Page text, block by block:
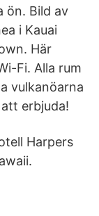
ön. Bild av
i Kauai
Här
Fi. Alla rum
vulkanöarna
erbjuda!
Harpers